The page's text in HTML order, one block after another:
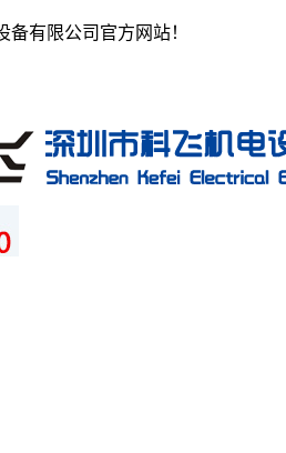
有限公司官方网站！